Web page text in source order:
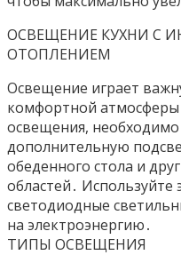
ОСВЕЩЕНИЕ КУХНИ С
ОТОПЛЕНИЕМ
Освещение играет
комфортной
освещения,
дополнительную
обеденного стола и
областей․
светодиодные
на электроэнергию․
ТИПЫ ОСВЕЩЕНИЯ